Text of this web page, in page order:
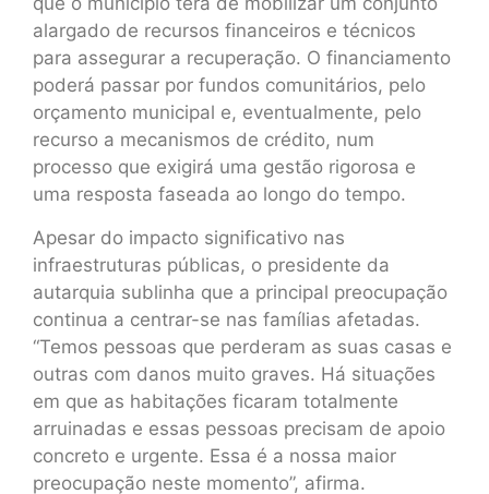
alargado de recursos financeiros e técnicos
para assegurar a recuperação. O financiamento
poderá passar por fundos comunitários, pelo
orçamento municipal e, eventualmente, pelo
recurso a mecanismos de crédito, num
processo que exigirá uma gestão rigorosa e
uma resposta faseada ao longo do tempo.
Apesar do impacto significativo nas
infraestruturas públicas, o presidente da
autarquia sublinha que a principal preocupação
continua a centrar-se nas famílias afetadas.
“Temos pessoas que perderam as suas casas e
outras com danos muito graves. Há situações
em que as habitações ficaram totalmente
arruinadas e essas pessoas precisam de apoio
concreto e urgente. Essa é a nossa maior
preocupação neste momento”, afirma.